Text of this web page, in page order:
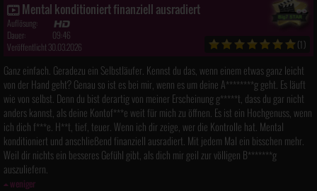
Mental konditioniert finanziell ausradiert
Auflösung:
Dauer:
09:46
Veröffentlicht 30.03.2026
(1)
Ganz einfach. Geradezu ein Selbstläufer. Kennst du das, wenn einem etwas ganz leicht
von der Hand geht? Genau so ist es bei mir, wenn es um deine A********g geht. Es läuft
wie von selbst. Denn du bist derartig von meiner Erscheinung g*****t, dass du gar nicht
anders kannst, als deine Kontof***e weit für mich zu öffnen. Es ist ein Hochgenuss, wenn
ich dich f***e. H**t, tief, teuer. Wenn ich dir zeige, wer die Kontrolle hat. Mental
konditioniert und anschließend finanziell ausradiert. Mit jedem Mal ein bisschen mehr.
Weil dir nichts ein besseres Gefühl gibt, als dich mir geil zur völligen B*******g
auszuliefern.
weniger